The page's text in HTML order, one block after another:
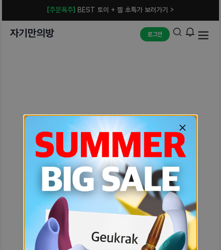
[주문폭주] BEST 토이 + 젤 초특가 보러가기 >
자기만의방 로그인
예상치 못한 에러입니다.